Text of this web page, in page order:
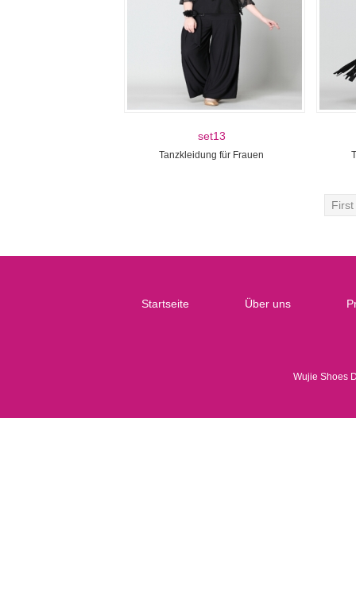
set13
Tanzkleidung für Frauen
First
Startseite Über uns
Wujie Shoes